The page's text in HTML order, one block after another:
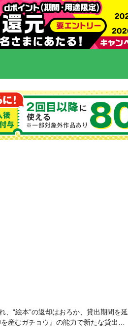
“絵本”の返却はおろか、貸出期間を延
産むガチョウ』の能力で新たな貸出カ
らまいた張本人である“先生”が現れ、